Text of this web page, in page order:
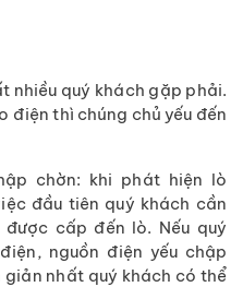
nhiều quý khách gặp phải.
điện thì chúng chủ yếu đến
chờn: khi phát hiện lò
đầu tiên quý khách cần
cấp đến lò. Nếu quý
nguồn điện yếu chập
nhất quý khách có thể